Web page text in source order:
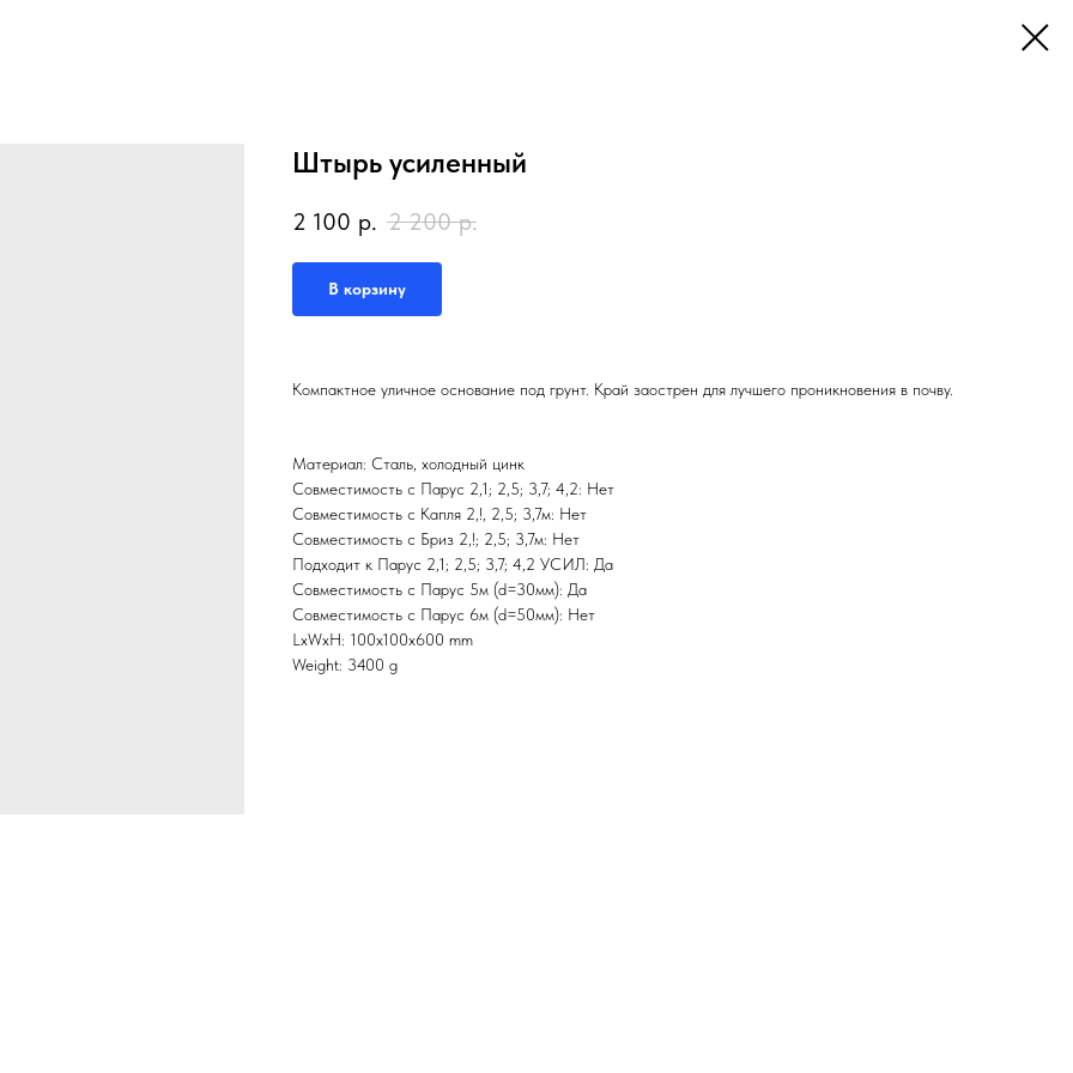
Штырь усиленный
2 100 р. 2 200 р.
В корзину
Компактное уличное основание под грунт. Край заострен для лучшего проникновения в почву.
Материал: Сталь, холодный цинк
Совместимость с Парус 2,1; 2,5; 3,7; 4,2: Нет
Совместимость с Капля 2,!, 2,5; 3,7м: Нет
Совместимость с Бриз 2,!; 2,5; 3,7м: Нет
Подходит к Парус 2,1; 2,5; 3,7; 4,2 УСИЛ: Да
Совместимость с Парус 5м (d=30мм): Да
Совместимость с Парус 6м (d=50мм): Нет
LxWxH: 100x100x600 mm
Weight: 3400 g